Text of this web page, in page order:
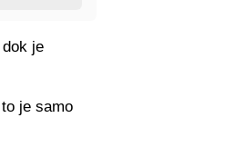
je
je samo